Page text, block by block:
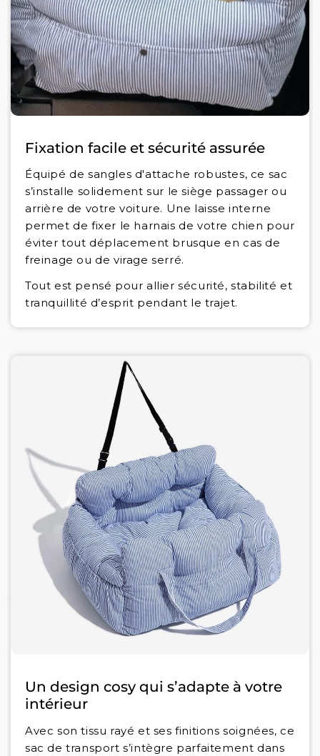
Fixation facile et sécurité assurée
Équipé de sangles d'attache robustes, ce sac
s’installe solidement sur le siège passager ou
arrière de votre voiture. Une laisse interne
permet de fixer le harnais de votre chien pour
éviter tout déplacement brusque en cas de
freinage ou de virage serré.
Tout est pensé pour allier sécurité, stabilité et
tranquillité d’esprit pendant le trajet.
Un design cosy qui s’adapte à votre
intérieur
Avec son tissu rayé et ses finitions soignées, ce
sac de transport s’intègre parfaitement dans